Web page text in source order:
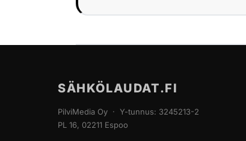
SÄHKÖLAUDAT.FI
PilviMedia Oy · Y-tunnus: 3245213-2
PL 16, 02211 Espoo